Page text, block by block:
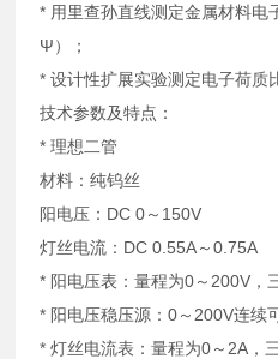
* 用里查孙直线测定金属材料
Ψ）；
* 设计性扩展实验测定电子荷质
技术参数及特点：
* 理想二管
材料：纯钨丝
阳电压：DC 0～150V
灯丝电流：DC 0.55A～0.75A
* 阳电压表：量程为0～200V，
* 阳电压稳压源：0～200V连续
* 灯丝电流表：量程为0～2A，